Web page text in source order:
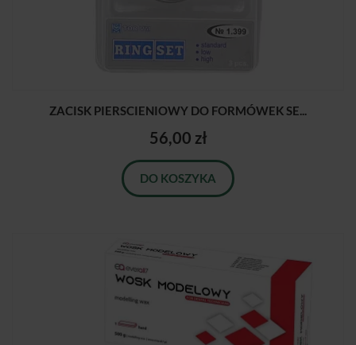
ZACISK PIERSCIENIOWY DO FORMÓWEK SE...
56,00 zł
DO KOSZYKA